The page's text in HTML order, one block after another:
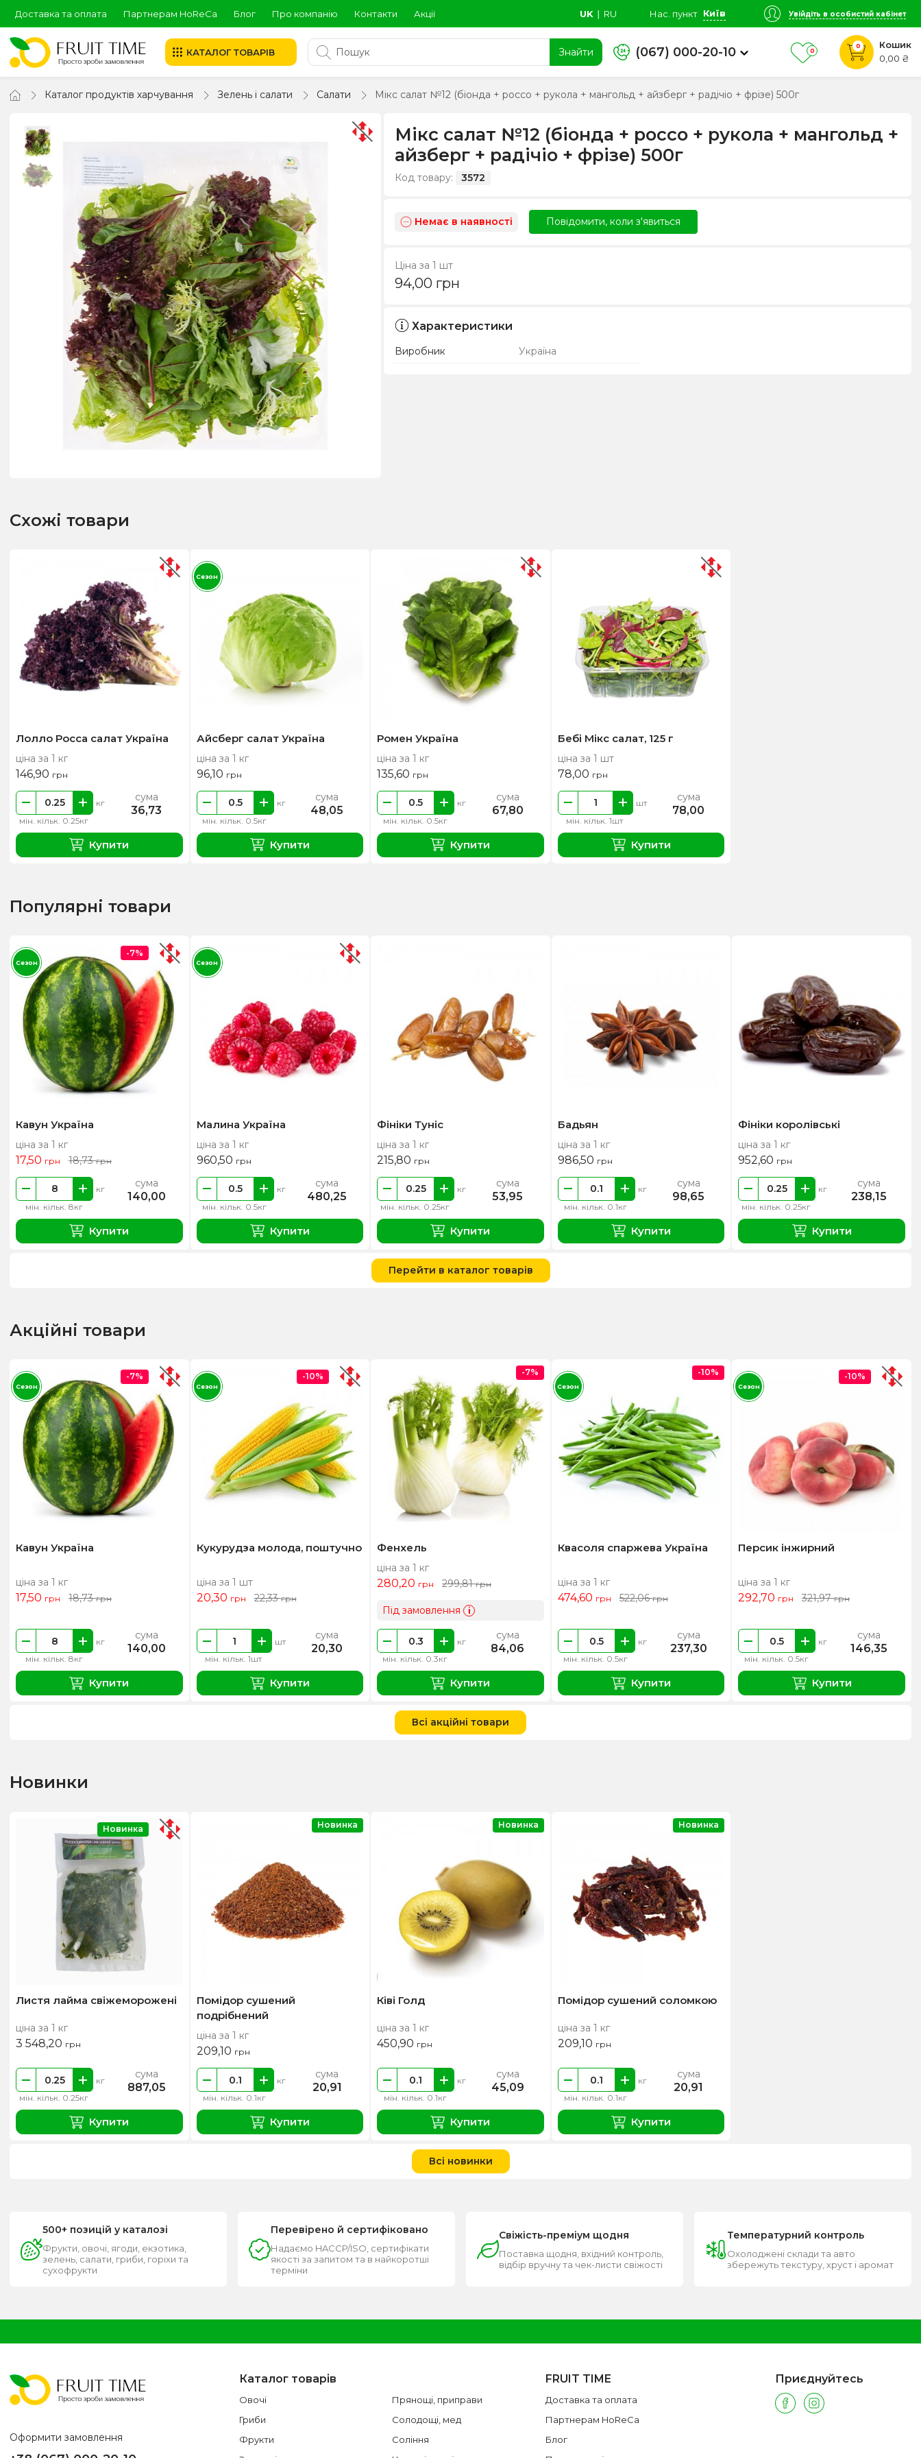
Доставка та оплата Партнерам HoReCa Блог Про компанію Контакти Акції UK ∣ RU Нас. пункт Київ Увійдіть в особистий кабінет
КАТАЛОГ ТОВАРІВ Знайти (067) 000-20-10 0
0
Кошик
0,00 ₴
Каталог продуктів харчування Зелень і салати Салати Мікс салат №12 (біонда + россо + рукола + мангольд + айзберг + радічіо + фрізе) 500г
Мікс салат №12 (біонда + россо + рукола + мангольд +
айзберг + радічіо + фрізе) 500г
Код товару: 3572
Немає в наявності Повідомити, коли з'явиться
Ціна за 1 шт
94,00 грн
Характеристики
Виробник Україна
Схожі товари
Лолло Росса салат Україна
ціна за 1 кг
146,90 грн
мін. кільк. 0.25кг
кг сума
36,73
Купити
Айсберг салат Україна
ціна за 1 кг
96,10 грн
мін. кільк. 0.5кг
кг сума
48,05
Купити
Сезон
Ромен Україна
ціна за 1 кг
135,60 грн
мін. кільк. 0.5кг
кг сума
67,80
Купити
Бебі Мікс салат, 125 г
ціна за 1 шт
78,00 грн
мін. кільк. 1шт
шт сума
78,00
Купити
Популярні товари
Кавун Україна
ціна за 1 кг
17,50 грн 18,73грн
мін. кільк. 8кг
кг сума
140,00
Купити
-7%
Сезон
Малина Україна
ціна за 1 кг
960,50 грн
мін. кільк. 0.5кг
кг сума
480,25
Купити
Сезон
Фініки Туніс
ціна за 1 кг
215,80 грн
мін. кільк. 0.25кг
кг сума
53,95
Купити
Бадьян
ціна за 1 кг
986,50 грн
мін. кільк. 0.1кг
кг сума
98,65
Купити
Фініки королівські
ціна за 1 кг
952,60 грн
мін. кільк. 0.25кг
кг сума
238,15
Купити
Перейти в каталог товарів
Акційні товари
Кавун Україна
ціна за 1 кг
17,50 грн 18,73грн
мін. кільк. 8кг
кг сума
140,00
Купити
-7%
Сезон
Кукурудза молода, поштучно
ціна за 1 шт
20,30 грн 22,33грн
мін. кільк. 1шт
шт сума
20,30
Купити
-10%
Сезон
Фенхель
ціна за 1 кг
280,20 грн 299,81грн
Під замовлення i
мін. кільк. 0.3кг
кг сума
84,06
Купити
-7%
Квасоля спаржева Україна
ціна за 1 кг
474,60 грн 522,06грн
мін. кільк. 0.5кг
кг сума
237,30
Купити
-10%
Сезон
Персик інжирний
ціна за 1 кг
292,70 грн 321,97грн
мін. кільк. 0.5кг
кг сума
146,35
Купити
-10%
Сезон
Всі акційні товари
Новинки
Листя лайма свіжеморожені
ціна за 1 кг
3 548,20 грн
мін. кільк. 0.25кг
кг сума
887,05
Купити
Новинка
Помідор сушений
подрібнений
ціна за 1 кг
209,10 грн
мін. кільк. 0.1кг
кг сума
20,91
Купити
Новинка
Ківі Голд
ціна за 1 кг
450,90 грн
мін. кільк. 0.1кг
кг сума
45,09
Купити
Новинка
Помідор сушений соломкою
ціна за 1 кг
209,10 грн
мін. кільк. 0.1кг
кг сума
20,91
Купити
Новинка
Всі новинки
500+ позицій у каталозі
Фрукти, овочі, ягоди, екзотика,
зелень, салати, гриби, горіхи та
сухофрукти
Перевірено й сертифіковано
Надаємо HACCP/ISO, сертифікати
якості за запитом та в найкоротші
терміни
Свіжість-преміум щодня
Поставка щодня, вхідний контроль,
відбір вручну та чек-листи свіжості
Температурний контроль
Охолоджені склади та авто
збережуть текстуру, хруст і аромат
Оформити замовлення
Каталог товарів
Овочі
Гриби
Фрукти
Прянощі, приправи
Солодощі, мед
Соління
FRUIT TIME
Доставка та оплата
Партнерам HoReCa
Блог
Приєднуйтесь